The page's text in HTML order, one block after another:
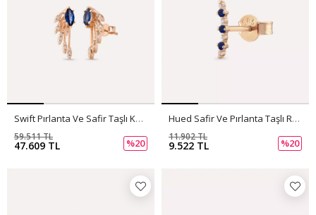
Swift Pırlanta Ve Safir Taşlı Küpe
47.609 TL
59.511 TL
%20
Hued Safir Ve Pırlanta Taşlı Rose Altın Tek Küpe
9.522 TL
11.902 TL
%20